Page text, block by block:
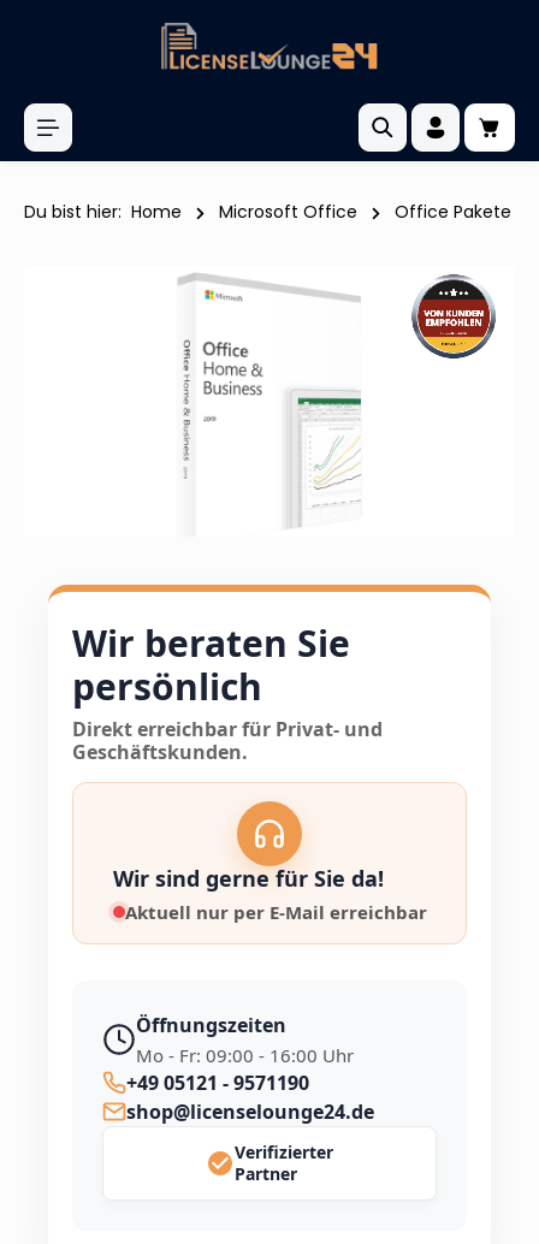
Du bist hier: Home Microsoft Office Office Pakete
Wir beraten Sie
persönlich
Direkt erreichbar für Privat- und
Geschäftskunden.
Wir sind gerne für Sie da!
Aktuell nur per E-Mail erreichbar
Öffnungszeiten
Mo - Fr: 09:00 - 16:00 Uhr
+49 05121 - 9571190
shop@licenselounge24.de
Verifizierter
Partner